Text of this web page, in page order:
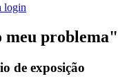
login
meu problema"
de exposição